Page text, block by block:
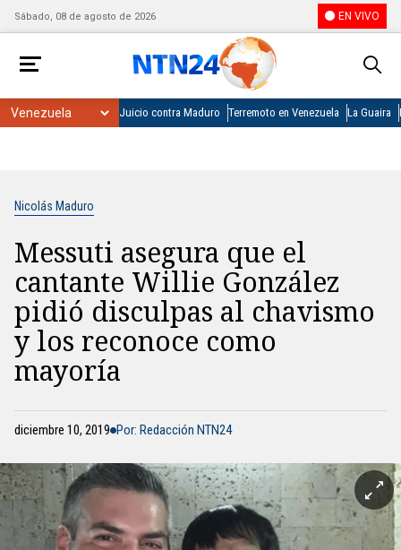
Sábado, 08 de agosto de 2026 EN VIVO
Juicio contra Maduro Terremoto en Venezuela La Guaira
Nicolás Maduro
Messuti asegura que el
cantante Willie González
pidió disculpas al chavismo
y los reconoce como
mayoría
diciembre 10, 2019 Por: Redacción NTN24